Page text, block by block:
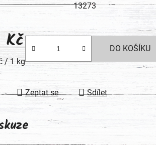
13273
Kč
cena:
/ 1 kg
DO KOŠÍKU
Zeptat se Sdílet